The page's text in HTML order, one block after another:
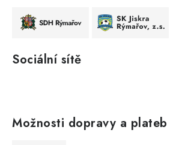
Sociální sítě
Možnosti dopravy a plateb